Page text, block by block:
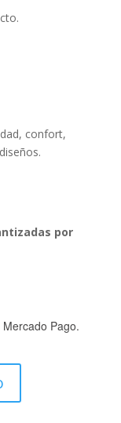
confort,
por
Mercado Pago.